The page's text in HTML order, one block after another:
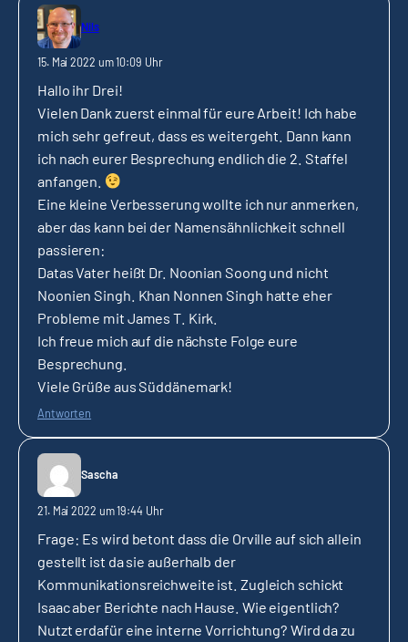
Nils
15. Mai 2022 um 10:09 Uhr
Hallo ihr Drei!
Vielen Dank zuerst einmal für eure Arbeit! Ich habe
mich sehr gefreut, dass es weitergeht. Dann kann
ich nach eurer Besprechung endlich die 2. Staffel
anfangen.
Eine kleine Verbesserung wollte ich nur anmerken,
aber das kann bei der Namensähnlichkeit schnell
passieren:
Datas Vater heißt Dr. Noonian Soong und nicht
Noonien Singh. Khan Nonnen Singh hatte eher
Probleme mit James T. Kirk.
Ich freue mich auf die nächste Folge eure
Besprechung.
Viele Grüße aus Süddänemark!
Antworten
Sascha
21. Mai 2022 um 19:44 Uhr
Frage: Es wird betont dass die Orville auf sich allein
gestellt ist da sie außerhalb der
Kommunikationsreichweite ist. Zugleich schickt
Isaac aber Berichte nach Hause. Wie eigentlich?
Nutzt erdafür eine interne Vorrichtung? Wird da zu